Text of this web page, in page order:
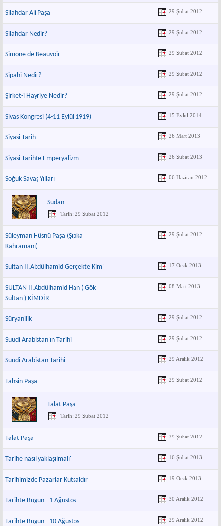
Silahdar Ali Paşa 29 Şubat 2012
Silahdar Nedir? 29 Şubat 2012
Simone de Beauvoir 29 Şubat 2012
Sipahi Nedir? 29 Şubat 2012
Şirket-i Hayriye Nedir? 29 Şubat 2012
Sivas Kongresi (4-11 Eylül 1919) 15 Eylül 2014
Siyasi Tarih 26 Mart 2013
Siyasi Tarihte Emperyalizm 26 Şubat 2013
Soğuk Savaş Yılları 06 Haziran 2012
Sudan
Tarih: 29 Şubat 2012
Süleyman Hüsnü Paşa (Şıpka
Kahramanı)
29 Şubat 2012
Sultan II.Abdülhamid Gerçekte Kim' 17 Ocak 2013
SULTAN II.Abdülhamid Han ( Gök
Sultan ) KİMDİR
08 Mart 2013
Süryanilik 29 Şubat 2012
Suudi Arabistan'ın Tarihi 29 Şubat 2012
Suudi Arabistan Tarihi 29 Aralık 2012
Tahsin Paşa 29 Şubat 2012
Talat Paşa
Tarih: 29 Şubat 2012
Talat Paşa 29 Şubat 2012
Tarihe nasıl yaklaşılmalı' 16 Şubat 2013
Tarihimizde Pazarlar Kutsaldır 19 Ocak 2013
Tarihte Bugün - 1 Ağustos 30 Aralık 2012
Tarihte Bugün - 10 Ağustos 29 Aralık 2012